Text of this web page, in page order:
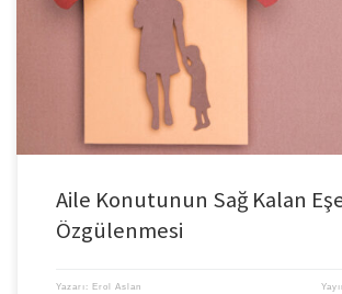
Aile Konutunun Sağ Kalan
Özgülenmesi
Yazarı: Erol Aslan